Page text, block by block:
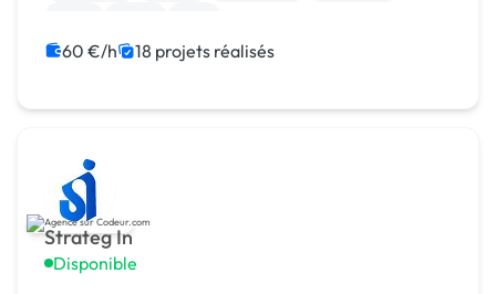
60 €/h 18 projets réalisés
Strateg In
Disponible